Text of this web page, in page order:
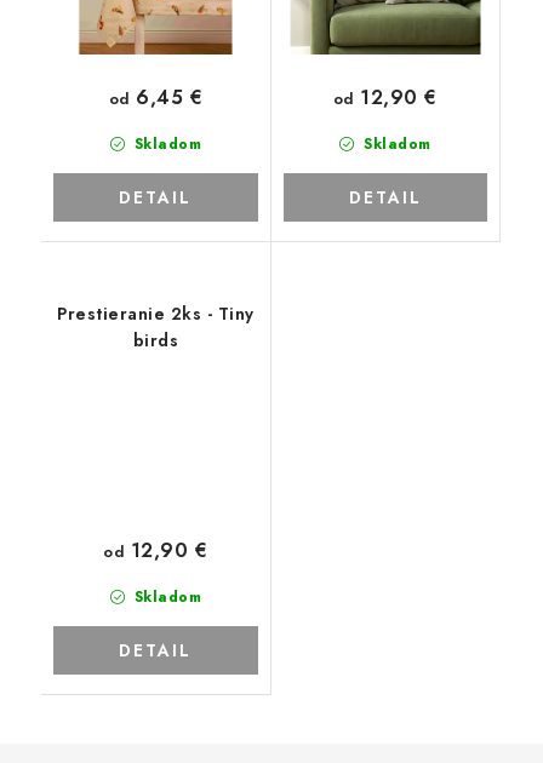
Skladom
od 6,45 €
DETAIL
Skladom
od 12,90 €
DETAIL
Prestieranie 2ks - Tiny
birds
Skladom
od 12,90 €
DETAIL